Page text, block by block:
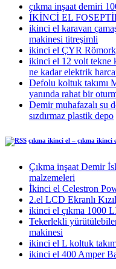
çıkma inşaat demiri
İKİNCİ EL
ikinci el karavan
makinesi titreşimli
ikinci el ÇYR
ikinci el 12 volt tekne
ne kadar elektrik
Defolu koltuk takımı
yanında rahat bir
Demir muhafazalı su
sızdırmaz plastik depo
çıkma ikinci el – çıkma ikinci
Çıkma inşaat Demir
malzemeleri
İkinci el Celestron
2.el LCD Ekranlı
ikinci el çıkma 1000
Tekerlekli
makinesi
ikinci el L koltuk
ikinci el 400 Amper